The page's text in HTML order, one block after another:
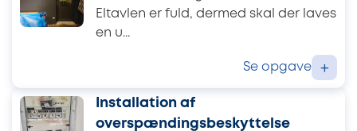
Eltavlen er fuld, dermed skal der laves
en u...
Se opgave +
Installation af
overspændingsbeskyttelse